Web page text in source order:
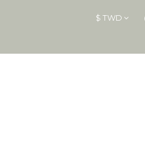
$ TWD